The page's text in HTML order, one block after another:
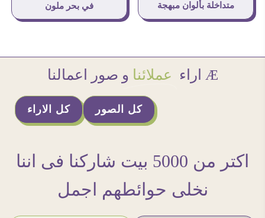
متداخلة بألوان مبهجة
في بحر ملون
Æ اراء عملائنا و صور اعمالنا
كل الاراء كل الصور
اكتر من 5000 بيت شاركنا فى اننا
نخلى حوائطهم اجمل